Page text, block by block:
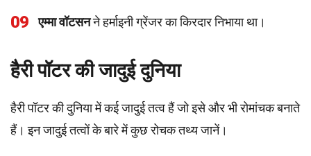
09 एम्मा वॉटसनने हर्माइनी ग्रेंजर का किरदार निभाया था।
हैरी पॉटर की जादुई दुनिया
हैरी पॉटर की दुनिया में कई जादुई तत्व हैं जो इसे और भी रोमांचक बनाते
हैं। इन जादुई तत्वों के बारे में कुछ रोचक तथ्य जानें।